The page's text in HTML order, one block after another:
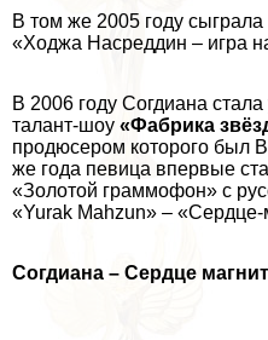
В том же 2005 году
«Ходжа Насреддин – игра
В 2006 году Согдиана
талант-шоу «Фабрика
продюсером которого был
же года певица впервые
«Золотой граммофон» с
«Yurak Mahzun» – «Сердце-
Согдиана – Сердце магнит